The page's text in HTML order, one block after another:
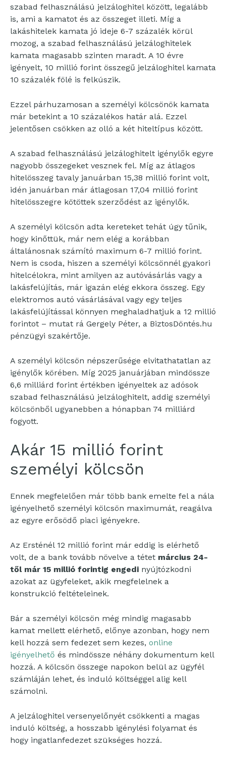
szabad felhasználású jelzáloghitel között, legalább
is, ami a kamatot és az összeget illeti. Míg a
lakáshitelek kamata jó ideje 6-7 százalék körül
mozog, a szabad felhasználású jelzáloghitelek
kamata magasabb szinten maradt. A 10 évre
igényelt, 10 millió forint összegű jelzáloghitel kamata
10 százalék fölé is felkúszik.
Ezzel párhuzamosan a személyi kölcsönök kamata
már betekint a 10 százalékos határ alá. Ezzel
jelentősen csökken az olló a két hiteltípus között.
A szabad felhasználású jelzáloghitelt igénylők egyre
nagyobb összegeket vesznek fel. Míg az átlagos
hitelösszeg tavaly januárban 15,38 millió forint volt,
idén januárban már átlagosan 17,04 millió forint
hitelösszegre kötöttek szerződést az igénylők.
A személyi kölcsön adta kereteket tehát úgy tűnik,
hogy kinőttük, már nem elég a korábban
általánosnak számító maximum 6-7 millió forint.
Nem is csoda, hiszen a személyi kölcsönnél gyakori
hitelcélokra, mint amilyen az autóvásárlás vagy a
lakásfelújítás, már igazán elég ekkora összeg. Egy
elektromos autó vásárlásával vagy egy teljes
lakásfelújítással könnyen meghaladhatjuk a 12 millió
forintot – mutat rá Gergely Péter, a BiztosDöntés.hu
pénzügyi szakértője.
A személyi kölcsön népszerűsége elvitathatatlan az
igénylők körében. Míg 2025 januárjában mindössze
6,6 milliárd forint értékben igényeltek az adósok
szabad felhasználású jelzáloghitelt, addig személyi
kölcsönből ugyanebben a hónapban 74 milliárd
fogyott.
Akár 15 millió forint
személyi kölcsön
Ennek megfelelően már több bank emelte fel a nála
igényelhető személyi kölcsön maximumát, reagálva
az egyre erősödő piaci igényekre.
Az Ersténél 12 millió forint már eddig is elérhető
volt, de a bank tovább növelve a tétet március 24-
től már 15 millió forintig engedi nyújtózkodni
azokat az ügyfeleket, akik megfelelnek a
konstrukció feltételeinek.
Bár a személyi kölcsön még mindig magasabb
kamat mellett elérhető, előnye azonban, hogy nem
kell hozzá sem fedezet sem kezes, online
igényelhető és mindössze néhány dokumentum kell
hozzá. A kölcsön összege napokon belül az ügyfél
számláján lehet, és induló költséggel alig kell
számolni.
A jelzáloghitel versenyelőnyét csökkenti a magas
induló költség, a hosszabb igénylési folyamat és
hogy ingatlanfedezet szükséges hozzá.